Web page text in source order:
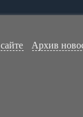
Архив